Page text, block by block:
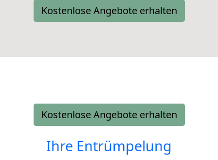
Kostenlose Angebote erhalten
Kostenlose Angebote erhalten
Ihre Entrümpelung